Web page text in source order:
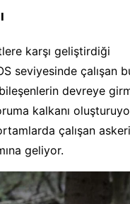
karşı geliştirdiği
seviyesinde çalışan
devreye
kalkanı
çalışan askeri
geliyor.